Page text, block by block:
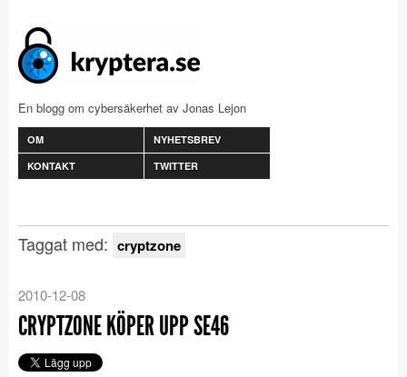
En blogg om cybersäkerhet av Jonas Lejon
OM
NYHETSBREV
KONTAKT
TWITTER
Taggat med: cryptzone
2010-12-08
CRYPTZONE KÖPER UPP SE46